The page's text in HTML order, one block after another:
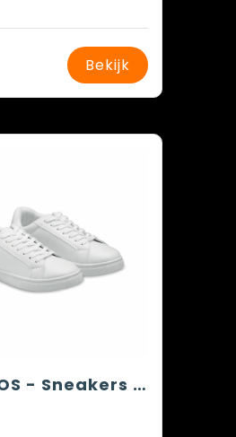
Bekijk
BLANCOS - Sneakers in PU maat 37